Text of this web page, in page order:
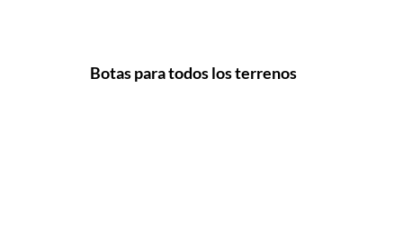
Botas para todos los terrenos